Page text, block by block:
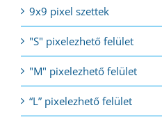
9x9 pixel szettek
"S" pixelezhető felület
"M" pixelezhető felület
“L” pixelezhető felület